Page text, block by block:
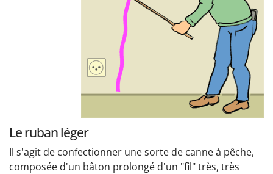
Le ruban léger
Il s'agit de confectionner une sorte de canne à pêche,
composée d'un bâton prolongé d'un "fil" très, très